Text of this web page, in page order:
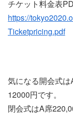
チケット料金表
https://
Ticketpricing.pdf
気になる開会式
12000円です。
閉会式はA席